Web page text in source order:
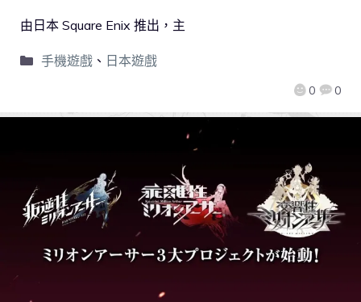
0 0
由日本 Square Enix 推出，主
手機遊戲、 日本遊戲